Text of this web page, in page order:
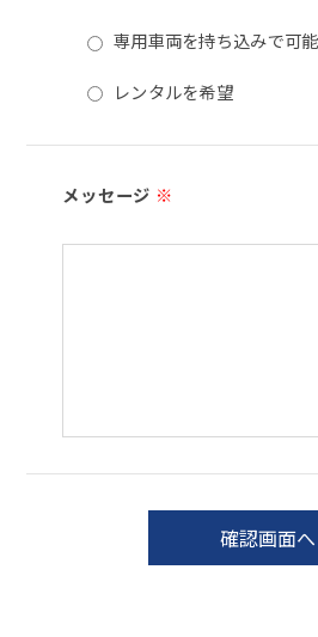
専用車両を持ち込みで可能
レンタルを希望
メッセージ ※